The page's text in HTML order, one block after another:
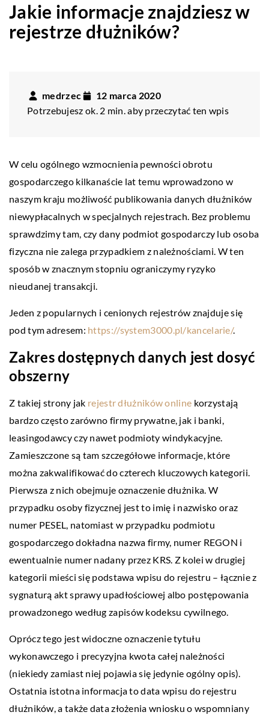
Jakie informacje znajdziesz w
rejestrze dłużników?
medrzec
12 marca 2020
Potrzebujesz ok. 2 min. aby przeczytać ten wpis
W celu ogólnego wzmocnienia pewności obrotu
gospodarczego kilkanaście lat temu wprowadzono w
naszym kraju możliwość publikowania danych dłużników
niewypłacalnych w specjalnych rejestrach. Bez problemu
sprawdzimy tam, czy dany podmiot gospodarczy lub osoba
fizyczna nie zalega przypadkiem z należnościami. W ten
sposób w znacznym stopniu ograniczymy ryzyko
nieudanej transakcji.
Jeden z popularnych i cenionych rejestrów znajduje się
pod tym adresem: https://system3000.pl/kancelarie/.
Zakres dostępnych danych jest dosyć
obszerny
Z takiej strony jak rejestr dłużników online korzystają
bardzo często zarówno firmy prywatne, jak i banki,
leasingodawcy czy nawet podmioty windykacyjne.
Zamieszczone są tam szczegółowe informacje, które
można zakwalifikować do czterech kluczowych kategorii.
Pierwsza z nich obejmuje oznaczenie dłużnika. W
przypadku osoby fizycznej jest to imię i nazwisko oraz
numer PESEL, natomiast w przypadku podmiotu
gospodarczego dokładna nazwa firmy, numer REGON i
ewentualnie numer nadany przez KRS. Z kolei w drugiej
kategorii mieści się podstawa wpisu do rejestru – łącznie z
sygnaturą akt sprawy upadłościowej albo postępowania
prowadzonego według zapisów kodeksu cywilnego.
Oprócz tego jest widoczne oznaczenie tytułu
wykonawczego i precyzyjna kwota całej należności
(niekiedy zamiast niej pojawia się jedynie ogólny opis).
Ostatnia istotna informacja to data wpisu do rejestru
dłużników, a także data złożenia wniosku o wspomniany